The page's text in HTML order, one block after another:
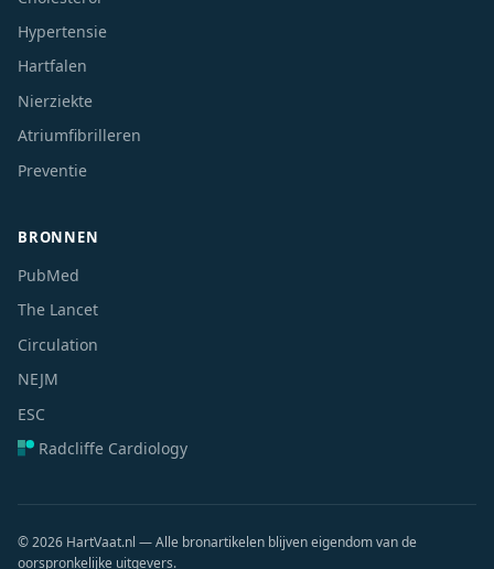
Hypertensie
Hartfalen
Nierziekte
Atriumfibrilleren
Preventie
BRONNEN
PubMed
The Lancet
Circulation
NEJM
ESC
Radcliffe Cardiology
© 2026 HartVaat.nl — Alle bronartikelen blijven eigendom van de
oorspronkelijke uitgevers.